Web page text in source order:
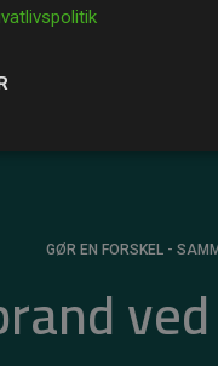
GØR EN FORSKEL -